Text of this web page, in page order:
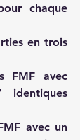
chaque
en trois
FMF avec
identiques
avec un